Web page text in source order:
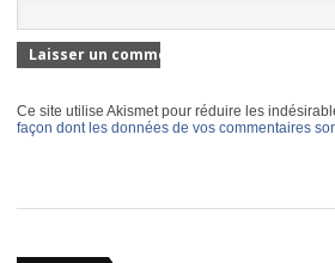
Ce site utilise Akismet pour réduire les
façon dont les données de vos commentaires